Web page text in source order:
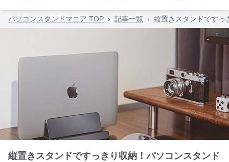
パソコンスタンドマニア TOP › 記事一覧 › 縦置きスタンドですっ
縦置きスタンドですっきり収納！パソコンスタンド